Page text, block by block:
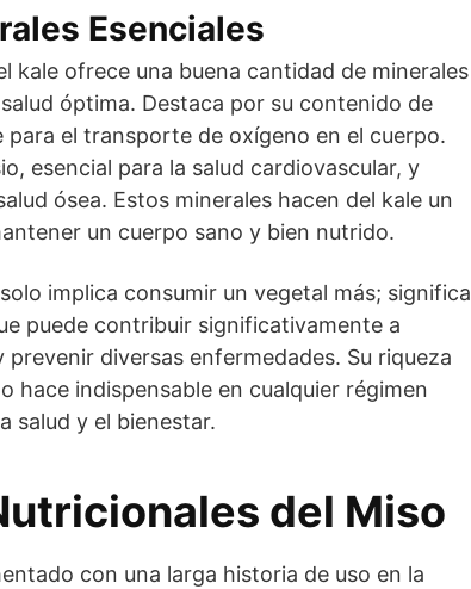
Esenciales
kale ofrece una buena cantidad de minerales
óptima. Destaca por su contenido de
el transporte de oxígeno en el cuerpo.
esencial para la salud cardiovascular, y
ósea. Estos minerales hacen del kale un
un cuerpo sano y bien nutrido.
implica consumir un vegetal más; significa
puede contribuir significativamente a
prevenir diversas enfermedades. Su riqueza
hace indispensable en cualquier régimen
salud y el bienestar.
del Miso
con una larga historia de uso en la